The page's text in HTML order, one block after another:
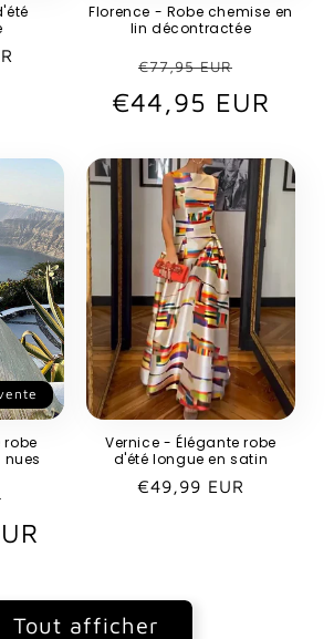
Florence - Robe chemise en
lin décontractée
Prix
habituel
€77,95 EUR
€44,95 EUR
robe
promotionnel
Vernice - Élégante robe
d'été longue en satin
Prix
€49,99 EUR
Tout afficher